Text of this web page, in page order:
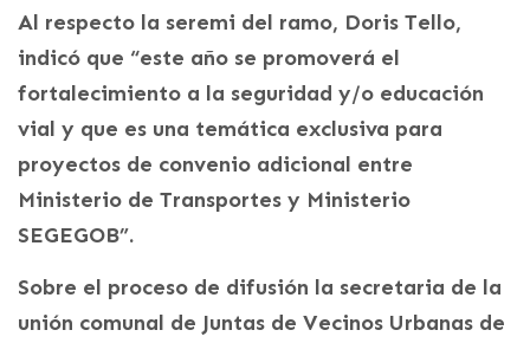
Al respecto la seremi del ramo, Doris Tello,
indicó que “este año se promoverá el
fortalecimiento a la seguridad y/o educación
vial y que es una temática exclusiva para
proyectos de convenio adicional entre
Ministerio de Transportes y Ministerio
SEGEGOB”.
Sobre el proceso de difusión la secretaria de la
unión comunal de Juntas de Vecinos Urbanas de